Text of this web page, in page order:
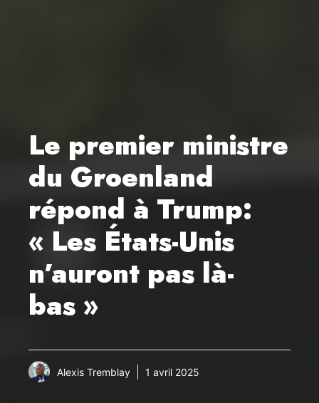
Le premier ministre
du Groenland
répond à Trump:
« Les États-Unis
n’auront pas là-
bas »
Alexis Tremblay 1 avril 2025